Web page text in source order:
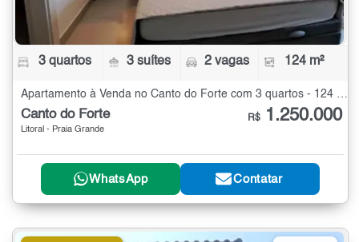
3 quartos 3 suítes 2 vagas 124 m²
Canto do Forte
Litoral - Praia Grande
R$ 1.250.000
WhatsApp Contatar